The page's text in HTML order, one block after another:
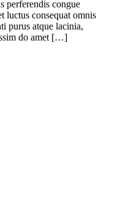
perferendis congue
luctus consequat omnis
purus atque lacinia,
do amet […]